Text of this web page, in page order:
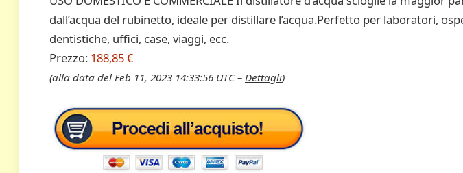
dall’acqua del rubinetto, ideale per distillare l’acqua.Perfetto per laboratori,
dentistiche, uffici, case, viaggi, ecc.
Prezzo: 188,85 €
(alla data del Feb 11, 2023 14:33:56 UTC – Dettagli)